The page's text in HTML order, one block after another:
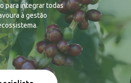
para integrar todas
à gestão